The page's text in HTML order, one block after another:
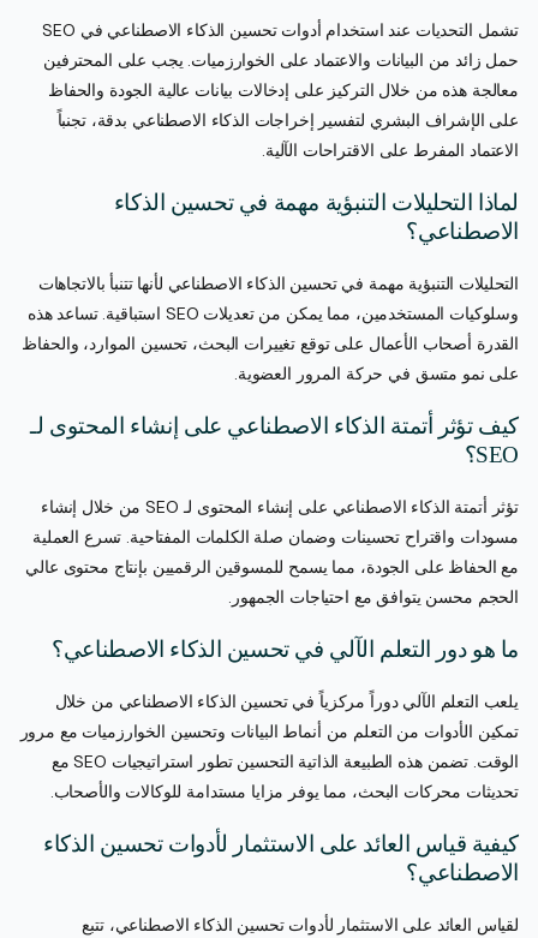
تشمل التحديات عند استخدام أدوات تحسين الذكاء الاصطناعي في SEO
حمل زائد من البيانات والاعتماد على الخوارزميات. يجب على المحترفين
معالجة هذه من خلال التركيز على إدخالات بيانات عالية الجودة والحفاظ
على الإشراف البشري لتفسير إخراجات الذكاء الاصطناعي بدقة، تجنباً
الاعتماد المفرط على الاقتراحات الآلية.
لماذا التحليلات التنبؤية مهمة في تحسين الذكاء
الاصطناعي؟
التحليلات التنبؤية مهمة في تحسين الذكاء الاصطناعي لأنها تتنبأ بالاتجاهات
وسلوكيات المستخدمين، مما يمكن من تعديلات SEO استباقية. تساعد هذه
القدرة أصحاب الأعمال على توقع تغييرات البحث، تحسين الموارد، والحفاظ
على نمو متسق في حركة المرور العضوية.
كيف تؤثر أتمتة الذكاء الاصطناعي على إنشاء المحتوى لـ
SEO؟
تؤثر أتمتة الذكاء الاصطناعي على إنشاء المحتوى لـ SEO من خلال إنشاء
مسودات واقتراح تحسينات وضمان صلة الكلمات المفتاحية. تسرع العملية
مع الحفاظ على الجودة، مما يسمح للمسوقين الرقميين بإنتاج محتوى عالي
الحجم محسن يتوافق مع احتياجات الجمهور.
ما هو دور التعلم الآلي في تحسين الذكاء الاصطناعي؟
يلعب التعلم الآلي دوراً مركزياً في تحسين الذكاء الاصطناعي من خلال
تمكين الأدوات من التعلم من أنماط البيانات وتحسين الخوارزميات مع مرور
الوقت. تضمن هذه الطبيعة الذاتية التحسين تطور استراتيجيات SEO مع
تحديثات محركات البحث، مما يوفر مزايا مستدامة للوكالات والأصحاب.
كيفية قياس العائد على الاستثمار لأدوات تحسين الذكاء
الاصطناعي؟
لقياس العائد على الاستثمار لأدوات تحسين الذكاء الاصطناعي، تتبع